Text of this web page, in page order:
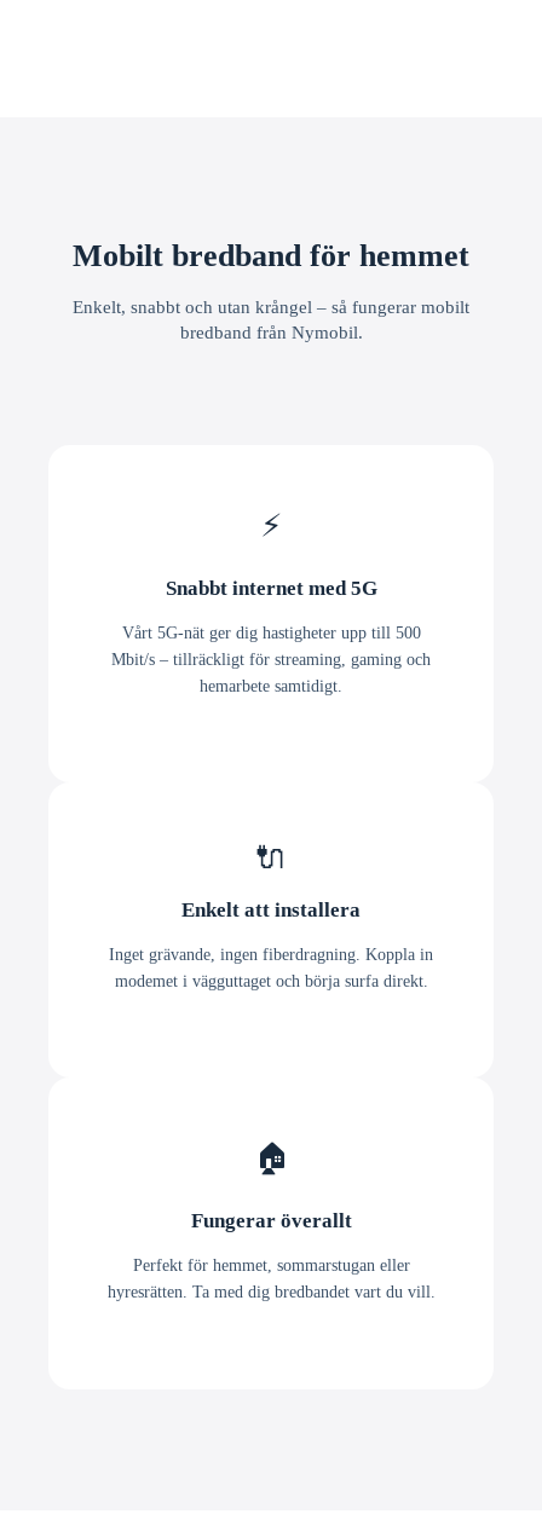
Mobilt bredband för hemmet
Enkelt, snabbt och utan krångel – så fungerar mobilt
bredband från Nymobil.
⚡
Snabbt internet med 5G
Vårt 5G-nät ger dig hastigheter upp till 500
Mbit/s – tillräckligt för streaming, gaming och
hemarbete samtidigt.
🔌
Enkelt att installera
Inget grävande, ingen fiberdragning. Koppla in
modemet i vägguttaget och börja surfa direkt.
🏠
Fungerar överallt
Perfekt för hemmet, sommarstugan eller
hyresrätten. Ta med dig bredbandet vart du vill.